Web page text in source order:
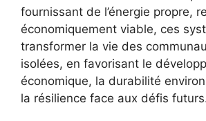
fournissant de l’énergie propre,
économiquement viable, ces
transformer la vie ⁣des
isolées, en favorisant le
économique, la durabilité
la résilience face aux​ défis